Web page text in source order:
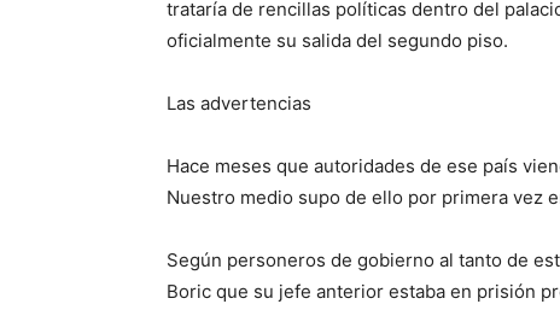
trataría de rencillas políticas dentro del
oficialmente su salida del segundo piso.
Las advertencias
Hace meses que autoridades de ese país
Nuestro medio supo de ello por primera vez
Según personeros de gobierno al tanto de
Boric que su jefe anterior estaba en prisión